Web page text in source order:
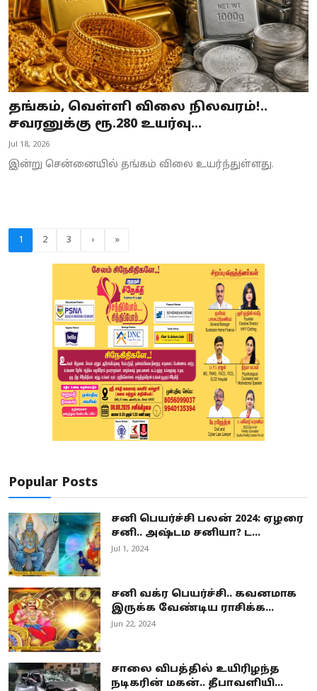
தங்கம், வெள்ளி விலை நிலவரம்!..
சவரனுக்கு ரூ.280 உயர்வு...
Jul 18, 2026
இன்று சென்னையில் தங்கம் விலை உயர்ந்துள்ளது.
1 2 3 › »
Popular Posts
சனி பெயர்ச்சி பலன் 2024: ஏழரை
சனி.. அஷ்டம சனியா? ட...
Jul 1, 2024
சனி வக்ர பெயர்ச்சி.. கவனமாக
இருக்க வேண்டிய ராசிக்க...
Jun 22, 2024
சாலை விபத்தில் உயிரிழந்த
நடிகரின் மகன்.. தீபாவளியி...